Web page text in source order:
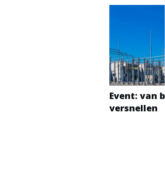
Event: van
versnellen